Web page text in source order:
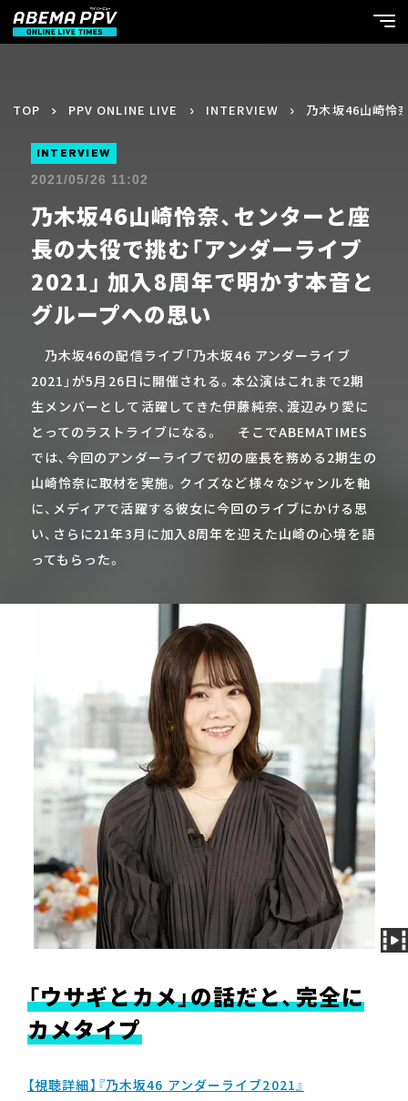
TOP PPV ONLINE LIVE INTERVIEW 乃木坂46山崎怜
INTERVIEW
2021/05/26 11:02
乃木坂46山崎怜奈、センターと座
長の大役で挑む「アンダーライブ
2021」 加入8周年で明かす本音と
グループへの思い
乃木坂46の配信ライブ「乃木坂46 アンダーライブ
2021」が5月26日に開催される。本公演はこれまで2期
生メンバーとして活躍してきた伊藤純奈、渡辺みり愛に
とってのラストライブになる。 そこでABEMATIMES
では、今回のアンダーライブで初の座長を務める2期生の
山崎怜奈に取材を実施。クイズなど様々なジャンルを軸
に、メディアで活躍する彼女に今回のライブにかける思
い、さらに21年3月に加入8周年を迎えた山崎の心境を語
ってもらった。
「ウサギとカメ」の話だと、完全に
カメタイプ
【視聴詳細】『乃木坂46 アンダーライブ2021』